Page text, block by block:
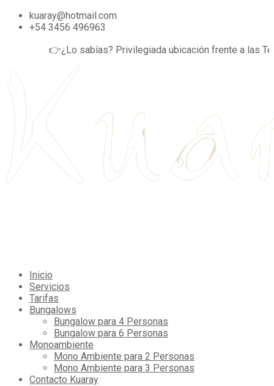
kuaray@hotmail.com
+54 3456 496963
👉¿Lo sabías? Privilegiada ubicación frente a las
Inicio
Servicios
Tarifas
Bungalows
Bungalow para 4 Personas
Bungalow para 6 Personas
Monoambiente
Mono Ambiente para 2 Personas
Mono Ambiente para 3 Personas
Contacto Kuaray